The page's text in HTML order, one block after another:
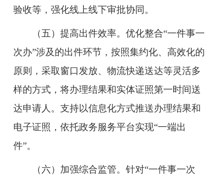
验收等，强化线上线下审批协同。
（五）提高出件效率。优化整合“一件事一
次办”涉及的出件环节，按照集约化、高效化的
原则，采取窗口发放、物流快递送达等灵活多
样的方式，将办理结果和实体证照第一时间送
达申请人。支持以信息化方式推送办理结果和
电子证照，依托政务服务平台实现“一端出
件”。
（六）加强综合监管。针对“一件事一次